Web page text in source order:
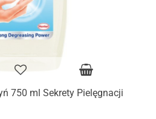
750 ml Sekrety Pielęgnacji